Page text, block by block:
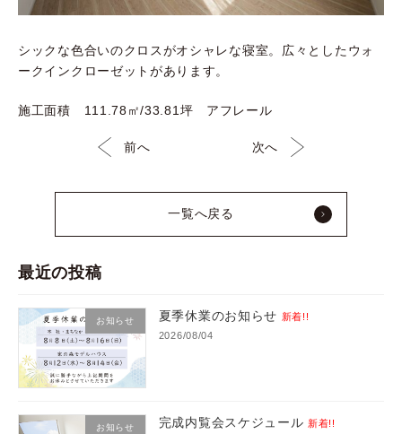
シックな色合いのクロスがオシャレな寝室。広々としたウォ
ークインクローゼットがあります。
施工面積 111.78㎡/33.81坪 アフレール
前へ
一覧へ戻る
次へ
最近の投稿
お知らせ 夏季休業のお知らせ 新着!!
2026/08/04
お知らせ 完成内覧会スケジュール 新着!!